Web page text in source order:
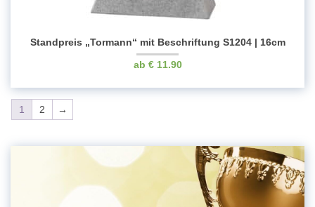
Standpreis „Tormann“ mit Beschriftung S1204 | 16cm
€11.90
1 2 →